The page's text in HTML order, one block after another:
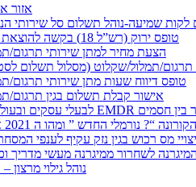
אזור
עם לקות שמיעה-נוהל תשלום סל שירותי
טופס ירוק (רש”ל 18) בקשה להוצאת רישיון נהיגה
2352 – הצעת מחיר למתן שירותי תרגום/
תרגום/תמלול/שקלוט (מסלול תשלום
2356 – טופס דיווח שעות מתן שירותי תרגום/
2357 – אישור קבלת תשלום בגין תרגום/
“? נורמלי החדש ” ומהו ה 2021 איך תראה
לשחרור ממיגרנה מעשי מדריך
נוהל גילוי